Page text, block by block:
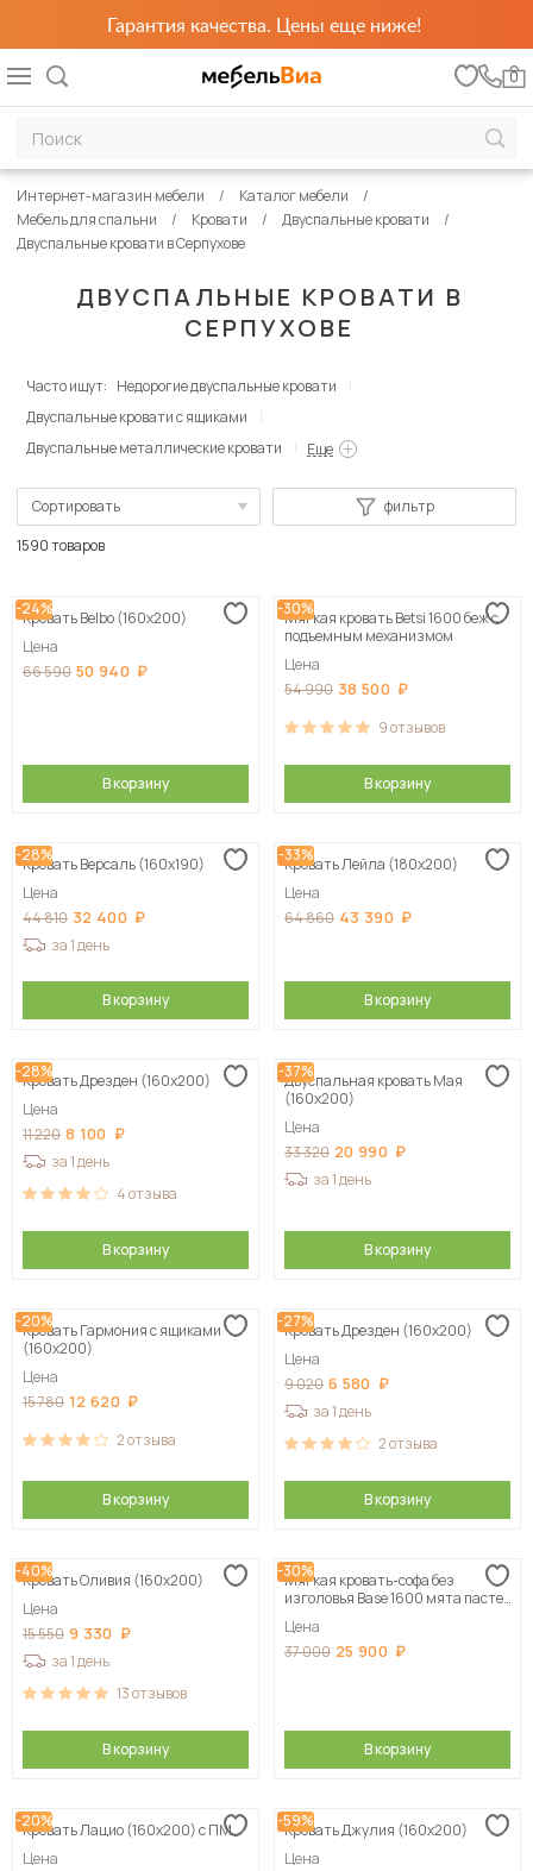
Гарантия качества. Цены еще ниже!
0
ДВУСПАЛЬНЫЕ КРОВАТИ В
СЕРПУХОВЕ
Интернет-магазин мебели
Каталог мебели
Мебель для спальни
Кровати
Двуспальные кровати
Двуспальные кровати в Серпухове
Часто ищут: Недорогие двуспальные кровати
Двуспальные кровати с ящиками
Двуспальные металлические кровати
Еще
Сортировать
Сначала дорогие
фильтр
1590 товаров
-24%
Кровать Belbo (160х200)
Цена
66 590 50 940
В корзину
-30%
Мягкая кровать Betsi 1600 беж с
подъемным механизмом
Цена
54 990 38 500
9отзывов
В корзину
-28%
Кровать Версаль (160х190)
Цена
44 810 32 400
за 1 день
В корзину
-33%
Кровать Лейла (180х200)
Цена
64 860 43 390
В корзину
-28%
Кровать Дрезден (160х200)
Цена
11 220 8 100
за 1 день
4отзыва
В корзину
-37%
Двуспальная кровать Мая
(160х200)
Цена
33 320 20 990
за 1 день
В корзину
-20%
Кровать Гармония с ящиками
(160х200)
Цена
15 780 12 620
2отзыва
В корзину
-27%
Кровать Дрезден (160х200)
Цена
9 020 6 580
за 1 день
2отзыва
В корзину
-40%
Кровать Оливия (160х200)
Цена
15 550 9 330
за 1 день
13отзывов
В корзину
-30%
Мягкая кровать-софа без
изголовья Base 1600 мята пастель
Цена
37 000 25 900
В корзину
-20%
Кровать Лацио (160х200) с ПМ
Цена
-59%
Кровать Джулия (160х200)
Цена